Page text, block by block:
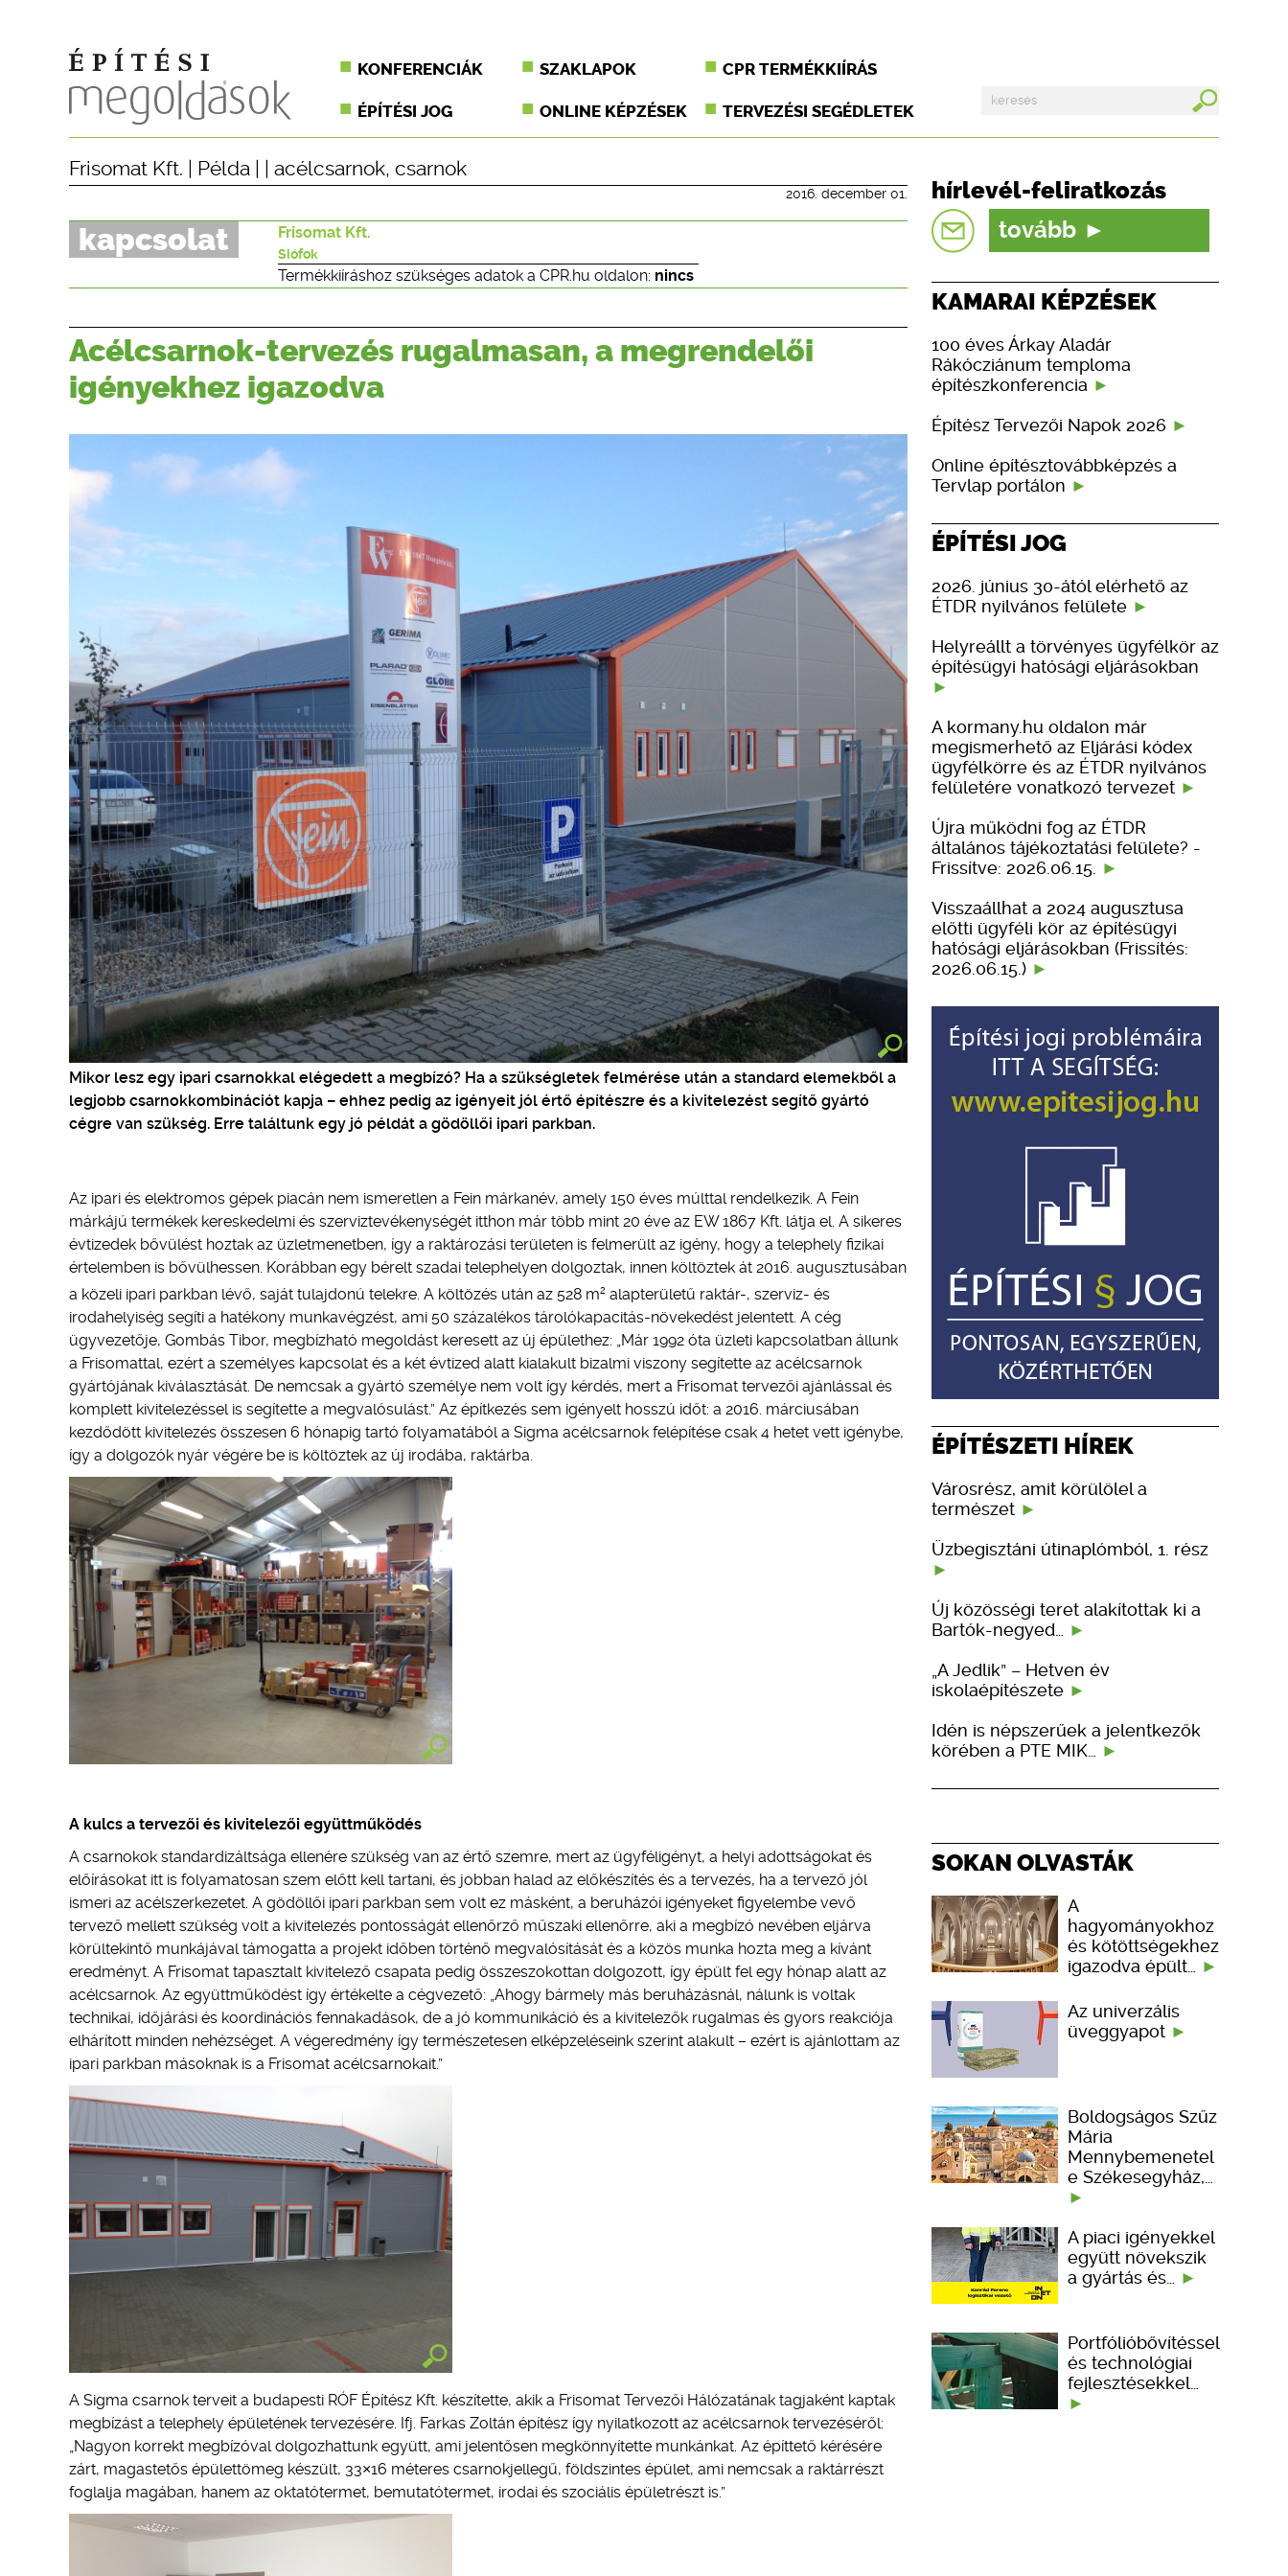
KONFERENCIÁK SZAKLAPOK CPR TERMÉKKIÍRÁS
ÉPÍTÉSI JOG ONLINE KÉPZÉSEK TERVEZÉSI SEGÉDLETEK
Frisomat Kft. Példa acélcsarnok, csarnok
2016. december 01.
kapcsolat Frisomat Kft.
Siófok
Termékkiíráshoz szükséges adatok a CPR.hu oldalon: nincs
Acélcsarnok-tervezés rugalmasan, a megrendelői
igényekhez igazodva
Mikor lesz egy ipari csarnokkal elégedett a megbízó? Ha a szükségletek felmérése után a standard elemekből a
legjobb csarnokkombinációt kapja – ehhez pedig az igényeit jól értő építészre és a kivitelezést segítő gyártó
cégre van szükség. Erre találtunk egy jó példát a gödöllői ipari parkban.
Az ipari és elektromos gépek piacán nem ismeretlen a Fein márkanév, amely 150 éves múlttal rendelkezik. A Fein
márkájú termékek kereskedelmi és szerviztevékenységét itthon már több mint 20 éve az EW 1867 Kft. látja el. A sikeres
évtizedek bővülést hoztak az üzletmenetben, így a raktározási területen is felmerült az igény, hogy a telephely fizikai
értelemben is bővülhessen. Korábban egy bérelt szadai telephelyen dolgoztak, innen költöztek át 2016. augusztusában
a közeli ipari parkban lévő, saját tulajdonú telekre. A költözés után az 528 m2 alapterületű raktár-, szerviz- és
irodahelyiség segíti a hatékony munkavégzést, ami 50 százalékos tárolókapacitás-növekedést jelentett. A cég
ügyvezetője, Gombás Tibor, megbízható megoldást keresett az új épülethez: „Már 1992 óta üzleti kapcsolatban állunk
a Frisomattal, ezért a személyes kapcsolat és a két évtized alatt kialakult bizalmi viszony segítette az acélcsarnok
gyártójának kiválasztását. De nemcsak a gyártó személye nem volt így kérdés, mert a Frisomat tervezői ajánlással és
komplett kivitelezéssel is segítette a megvalósulást.” Az építkezés sem igényelt hosszú időt: a 2016. márciusában
kezdődött kivitelezés összesen 6 hónapig tartó folyamatából a Sigma acélcsarnok felépítése csak 4 hetet vett igénybe,
így a dolgozók nyár végére be is költöztek az új irodába, raktárba.
A kulcs a tervezői és kivitelezői együttműködés
A csarnokok standardizáltsága ellenére szükség van az értő szemre, mert az ügyféligényt, a helyi adottságokat és
előírásokat itt is folyamatosan szem előtt kell tartani, és jobban halad az előkészítés és a tervezés, ha a tervező jól
ismeri az acélszerkezetet. A gödöllői ipari parkban sem volt ez másként, a beruházói igényeket figyelembe vevő
tervező mellett szükség volt a kivitelezés pontosságát ellenőrző műszaki ellenőrre, aki a megbízó nevében eljárva
körültekintő munkájával támogatta a projekt időben történő megvalósítását és a közös munka hozta meg a kívánt
eredményt. A Frisomat tapasztalt kivitelező csapata pedig összeszokottan dolgozott, így épült fel egy hónap alatt az
acélcsarnok. Az együttműködést így értékelte a cégvezető: „Ahogy bármely más beruházásnál, nálunk is voltak
technikai, időjárási és koordinációs fennakadások, de a jó kommunikáció és a kivitelezők rugalmas és gyors reakciója
elhárított minden nehézséget. A végeredmény így természetesen elképzeléseink szerint alakult – ezért is ajánlottam az
ipari parkban másoknak is a Frisomat acélcsarnokait.”
A Sigma csarnok terveit a budapesti RÓF Építész Kft. készítette, akik a Frisomat Tervezői Hálózatának tagjaként kaptak
megbízást a telephely épületének tervezésére. Ifj. Farkas Zoltán építész így nyilatkozott az acélcsarnok tervezéséről:
„Nagyon korrekt megbízóval dolgozhattunk együtt, ami jelentősen megkönnyítette munkánkat. Az építtető kérésére
zárt, magastetős épülettömeg készült, 33×16 méteres csarnokjellegű, földszintes épület, ami nemcsak a raktárrészt
foglalja magában, hanem az oktatótermet, bemutatótermet, irodai és szociális épületrészt is.”
hírlevél-feliratkozás
tovább
KAMARAI KÉPZÉSEK
100 éves Árkay Aladár
Rákócziánum temploma
építészkonferencia
Építész Tervezői Napok 2026
Online építésztovábbképzés a
Tervlap portálon
ÉPÍTÉSI JOG
2026. június 30-ától elérhető az
ÉTDR nyilvános felülete
Helyreállt a törvényes ügyfélkör az
építésügyi hatósági eljárásokban
A kormany.hu oldalon már
megismerhető az Eljárási kódex
ügyfélkörre és az ÉTDR nyilvános
felületére vonatkozó tervezet
Újra működni fog az ÉTDR
általános tájékoztatási felülete? -
Frissítve: 2026.06.15.
Visszaállhat a 2024 augusztusa
előtti ügyféli kör az építésügyi
hatósági eljárásokban (Frissítés:
2026.06.15.)
ÉPÍTÉSZETI HÍREK
Városrész, amit körülölel a
természet
Üzbegisztáni útinaplómból, 1. rész
Új közösségi teret alakítottak ki a
Bartók-negyed…
„A Jedlik” – Hetven év
iskolaépítészete
Idén is népszerűek a jelentkezők
körében a PTE MIK…
SOKAN OLVASTÁK
A
hagyományokhoz
és kötöttségekhez
igazodva épült…
Az univerzális
üveggyapot
Boldogságos Szűz
Mária
Mennybemenetel
e Székesegyház,…
A piaci igényekkel
együtt növekszik
a gyártás és…
Portfólióbővítéssel
és technológiai
fejlesztésekkel…